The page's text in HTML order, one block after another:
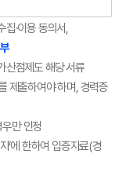
집·이용 동의서,
산점제도 해당 서류
제출하여야 하며, 경력증
만 인정
’에 한하여 입증자료(경